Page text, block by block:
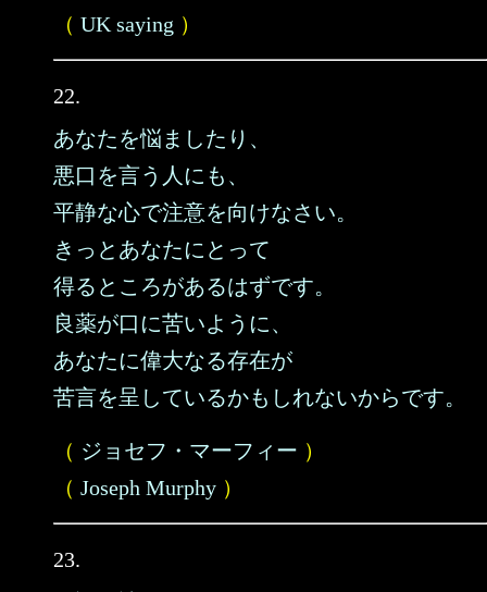
（ UK saying ）
22.
あなたを悩ましたり、
悪口を言う人にも、
平静な心で注意を向けなさい。
きっとあなたにとって
得るところがあるはずです。
良薬が口に苦いように、
あなたに偉大なる存在が
苦言を呈しているかもしれないからです。
（ ジョセフ・マーフィー ）
（ Joseph Murphy ）
23.